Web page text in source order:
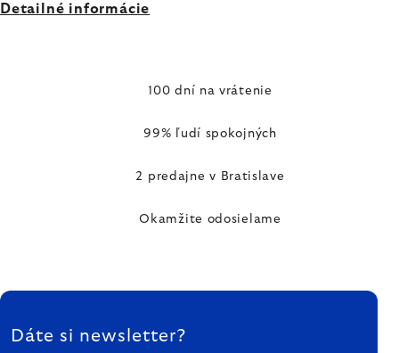
Detailné informácie
100 dní na vrátenie
99% ľudí spokojných
2 predajne v Bratislave
Okamžite odosielame
ZÁPÄTIE
Dáte si newsletter?